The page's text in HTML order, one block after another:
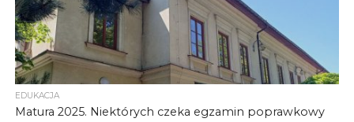
EDUKACJA
Matura 2025. Niektórych czeka egzamin poprawkowy